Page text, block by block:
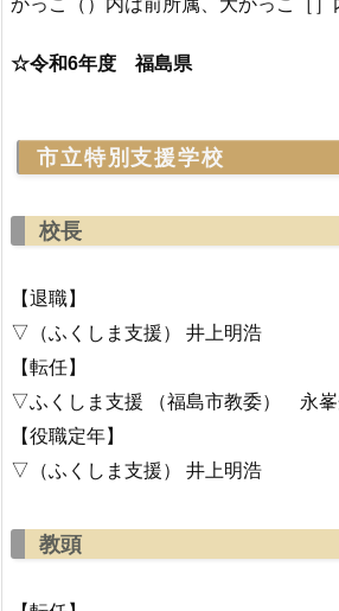
☆令和6年度 福島県
市立特別支援学校
校長
【退職】
▽（ふくしま支援） 井上明浩
【転任】
▽ふくしま支援 （福島市教委） 永峯
【役職定年】
▽（ふくしま支援） 井上明浩
教頭